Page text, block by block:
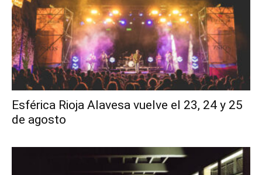
Esférica Rioja Alavesa vuelve el 23, 24 y 25
de agosto